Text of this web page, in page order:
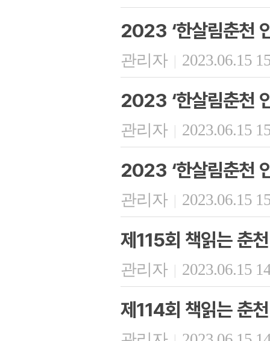
2023 ‘한살림춘천
관리자 | 2023.06.15
2023 ‘한살림춘천
관리자 | 2023.06.15
2023 ‘한살림춘천
관리자 | 2023.06.15
제115회 책읽는 춘천
관리자 | 2023.06.15
제114회 책읽는 춘천